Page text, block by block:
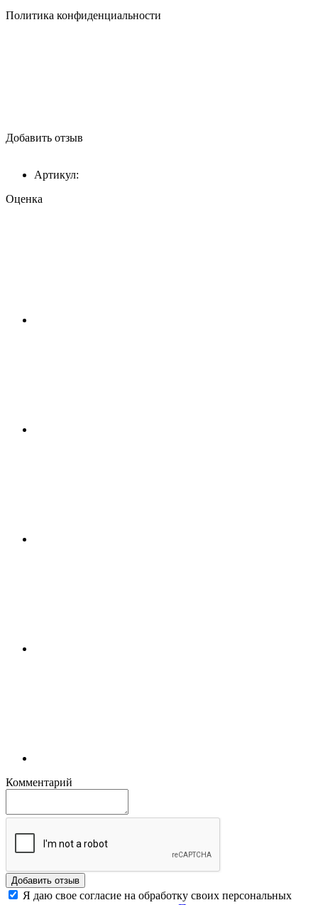
Политика конфиденциальности
Добавить отзыв
Артикул:
Оценка
Комментарий
Добавить отзыв
Я даю свое согласие на обработку своих персональных